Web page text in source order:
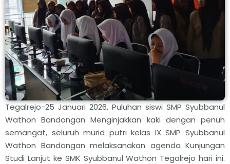
Tegalrejo-25 Januari 2026, Puluhan siswi SMP Syubbanul
Wathon Bandongan Menginjakkan kaki dengan penuh
semangat, seluruh murid putri kelas IX SMP Syubbanul
Wathon Bandongan melaksanakan agenda Kunjungan
Studi Lanjut ke SMK Syubbanul Wathon Tegalrejo hari ini.